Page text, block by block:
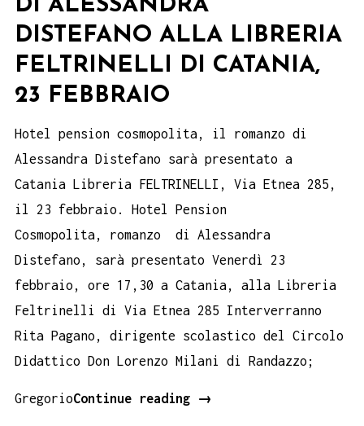
DI ALESSANDRA
DISTEFANO ALLA LIBRERIA
FELTRINELLI DI CATANIA,
23 FEBBRAIO
Hotel pension cosmopolita, il romanzo di
Alessandra Distefano sarà presentato a
Catania Libreria FELTRINELLI, Via Etnea 285,
il 23 febbraio. Hotel Pension
Cosmopolita, romanzo di Alessandra
Distefano, sarà presentato Venerdì 23
febbraio, ore 17,30 a Catania, alla Libreria
Feltrinelli di Via Etnea 285 Interverranno
Rita Pagano, dirigente scolastico del Circolo
Didattico Don Lorenzo Milani di Randazzo;
GregorioContinue reading
HOTEL
→